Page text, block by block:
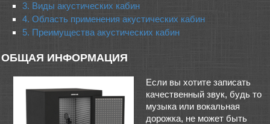
3. Виды акустических кабин
4. Область применения акустических кабин
5. Преимущества акустических кабин
ОБЩАЯ ИНФОРМАЦИЯ
Если вы хотите записать
качественный звук, будь то
музыка или вокальная
дорожка, не может быть